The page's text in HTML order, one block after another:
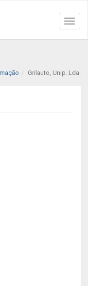
Grilauto, Unip. Lda.